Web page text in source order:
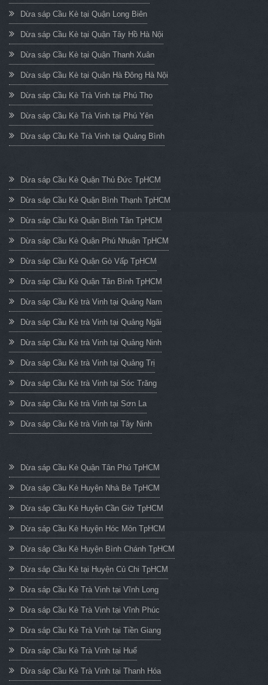
Dừa sáp Cầu Kè tại Quận Long Biên
Dừa sáp Cầu Kè tại Quận Tây Hồ Hà Nội
Dừa sáp Cầu Kè tại Quận Thanh Xuân
Dừa sáp Cầu Kè tại Quận Hà Đông Hà Nội
Dừa sáp Cầu Kè Trà Vinh tại Phú Thọ
Dừa sáp Cầu Kè Trà Vinh tại Phú Yên
Dừa sáp Cầu Kè Trà Vinh tại Quảng Bình
Dừa sáp Cầu Kè Quận Thủ Đức TpHCM
Dừa sáp Cầu Kè Quận Bình Thạnh TpHCM
Dừa sáp Cầu Kè Quận Bình Tân TpHCM
Dừa sáp Cầu Kè Quận Phú Nhuận TpHCM
Dừa sáp Cầu Kè Quận Gò Vấp TpHCM
Dừa sáp Cầu Kè Quận Tân Bình TpHCM
Dừa sáp Cầu Kè trà Vinh tại Quảng Nam
Dừa sáp Cầu Kè trà Vinh tại Quảng Ngãi
Dừa sáp Cầu Kè trà Vinh tại Quảng Ninh
Dừa sáp Cầu Kè trà Vinh tại Quảng Trị
Dừa sáp Cầu Kè trà Vinh tại Sóc Trăng
Dừa sáp Cầu Kè trà Vinh tại Sơn La
Dừa sáp Cầu Kè trà Vinh tại Tây Ninh
Dừa sáp Cầu Kè Quận Tân Phú TpHCM
Dừa sáp Cầu Kè Huyện Nhà Bè TpHCM
Dừa sáp Cầu Kè Huyện Cần Giờ TpHCM
Dừa sáp Cầu Kè Huyện Hóc Môn TpHCM
Dừa sáp Cầu Kè Huyện Bình Chánh TpHCM
Dừa sáp Cầu Kè tại Huyện Củ Chi TpHCM
Dừa sáp Cầu Kè Trà Vinh tại Vĩnh Long
Dừa sáp Cầu Kè Trà Vinh tại Vĩnh Phúc
Dừa sáp Cầu Kè Trà Vinh tại Tiền Giang
Dừa sáp Cầu Kè Trà Vinh tại Huế
Dừa sáp Cầu Kè Trà Vinh tại Thanh Hóa